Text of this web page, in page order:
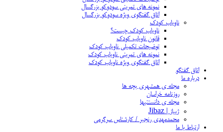
نمونه های تمرینی سودوکو بزرگسال
اتاق گفتگوی ویژه سودوکو بزرگسال
ناویاب کودک
ناویاب کودک چیست؟
قانون ناویاب کودک
توضیحات تکمیلی ناویاب کودک
نمونه های تمرینی ناویاب کودک
اتاق گفتگوی ویژه ناویاب کودک
اتاق گفتگو
درباره ما
مجله ی همشهری بچه ها
روزنامه خراسان
مجله ی دانستنیها
ژیباز | Jibaz
محمدمهدی رنجبر / کارشناس سرگرمی
ارتباط با ما